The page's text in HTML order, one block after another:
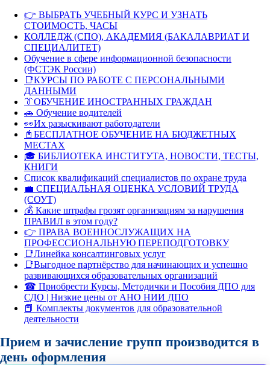
👉 ВЫБРАТЬ УЧЕБНЫЙ КУРС И УЗНАТЬ
СТОИМОСТЬ, ЧАСЫ
КОЛЛЕДЖ (СПО), АКАДЕМИЯ (БАКАЛАВРИАТ И
СПЕЦИАЛИТЕТ)
Обучение в сфере информационной безопасности
(ФСТЭК России)
📑КУРСЫ ПО РАБОТЕ С ПЕРСОНАЛЬНЫМИ
ДАННЫМИ
👔ОБУЧЕНИЕ ИНОСТРАННЫХ ГРАЖДАН
🚗 Обучение водителей
👀Их разыскивают работодатели
📓БЕСПЛАТНОЕ ОБУЧЕНИЕ НА БЮДЖЕТНЫХ
МЕСТАХ
🎓 БИБЛИОТЕКА ИНСТИТУТА, НОВОСТИ, ТЕСТЫ,
КНИГИ
Список квалификаций специалистов по охране труда
💼 СПЕЦИАЛЬНАЯ ОЦЕНКА УСЛОВИЙ ТРУДА
(СОУТ)
💰 Какие штрафы грозят организациям за нарушения
ПРАВИЛ в этом году?
👉 ПРАВА ВОЕННОСЛУЖАЩИХ НА
ПРОФЕССИОНАЛЬНУЮ ПЕРЕПОДГОТОВКУ
📑Линейка консалтинговых услуг
📑Выгодное партнёрство для начинающих и успешно
развивающихся образовательных организаций
☎ Приобрести Курсы, Методички и Пособия ДПО для
СДО | Низкие цены от АНО НИИ ДПО
📕 Комплекты документов для образовательной
деятельности
Прием и зачисление групп производится в
день оформления